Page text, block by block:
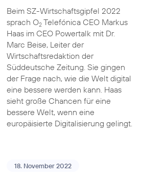
Beim SZ-Wirtschaftsgipfel 2022
sprach O2Telefónica CEO Markus
Haas im CEO Powertalk mit Dr.
Marc Beise, Leiter der
Wirtschaftsredaktion der
Süddeutsche Zeitung. Sie gingen
der Frage nach, wie die Welt digital
eine bessere werden kann. Haas
sieht große Chancen für eine
bessere Welt, wenn eine
europäisierte Digitalisierung gelingt.
18. November 2022